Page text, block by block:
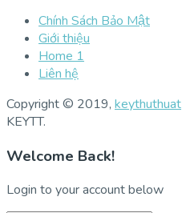
Chính Sách Bảo Mật
Giới thiệu
Home 1
Liên hệ
Copyright © 2019, keythuthuat
KEYTT.
Welcome Back!
Login to your account below